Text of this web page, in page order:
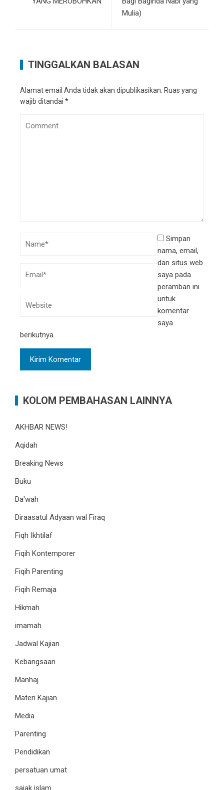
Mulia)
TINGGALKAN BALASAN
Alamat email Anda tidak akan dipublikasikan. Ruas yang
wajib ditandai *
Simpan
nama, email,
dan situs web
saya pada
peramban ini
untuk
komentar
saya
berikutnya.
KOLOM PEMBAHASAN LAINNYA
AKHBAR NEWS!
Aqidah
Breaking News
Buku
Da'wah
Diraasatul Adyaan wal Firaq
Fiqh Ikhtilaf
Fiqih Kontemporer
Fiqih Parenting
Fiqih Remaja
Hikmah
imamah
Jadwal Kajian
Kebangsaan
Manhaj
Materi Kajian
Media
Parenting
Pendidikan
persatuan umat
sajak islam